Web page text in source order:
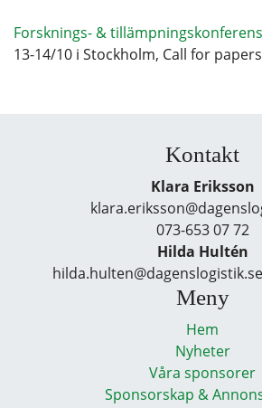
Forsknings- &
13-14/10 i Stockholm, Call for
Kontakt
Klara Eriksson
073-653 07 72
Hilda Hultén
Meny
Hem
Nyheter
Våra sponsorer
Sponsorskap &